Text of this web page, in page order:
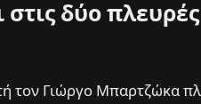
στις δύο
τον Γιώργο Μπαρτζώκα